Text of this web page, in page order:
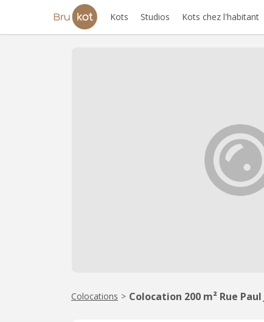
Kots Studios Kots chez l'habitant
Colocations > Colocation 200 m² Rue